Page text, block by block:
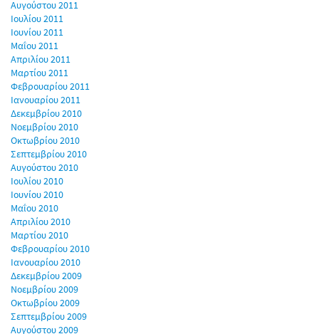
Αυγούστου 2011
Ιουλίου 2011
Ιουνίου 2011
Μαΐου 2011
Απριλίου 2011
Μαρτίου 2011
Φεβρουαρίου 2011
Ιανουαρίου 2011
Δεκεμβρίου 2010
Νοεμβρίου 2010
Οκτωβρίου 2010
Σεπτεμβρίου 2010
Αυγούστου 2010
Ιουλίου 2010
Ιουνίου 2010
Μαΐου 2010
Απριλίου 2010
Μαρτίου 2010
Φεβρουαρίου 2010
Ιανουαρίου 2010
Δεκεμβρίου 2009
Νοεμβρίου 2009
Οκτωβρίου 2009
Σεπτεμβρίου 2009
Αυγούστου 2009